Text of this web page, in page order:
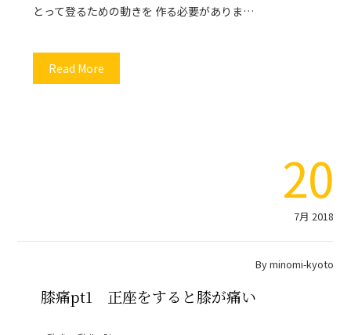
とって登るための動きを 作る必要がありま…
Read More
20
7月 2018
Byminomi-kyoto
膝痛pt1 正座をすると膝が痛い